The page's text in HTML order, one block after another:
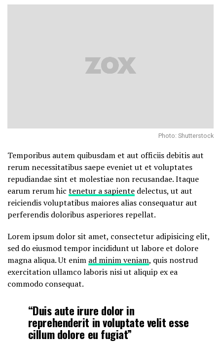
Photo: Shutterstock
Temporibus autem quibusdam et aut officiis debitis aut
rerum necessitatibus saepe eveniet ut et voluptates
repudiandae sint et molestiae non recusandae. Itaque
earum rerum hic tenetur a sapiente delectus, ut aut
reiciendis voluptatibus maiores alias consequatur aut
perferendis doloribus asperiores repellat.
Lorem ipsum dolor sit amet, consectetur adipisicing elit,
sed do eiusmod tempor incididunt ut labore et dolore
magna aliqua. Ut enim ad minim veniam, quis nostrud
exercitation ullamco laboris nisi ut aliquip ex ea
commodo consequat.
“Duis aute irure dolor in
reprehenderit in voluptate velit esse
cillum dolore eu fugiat”